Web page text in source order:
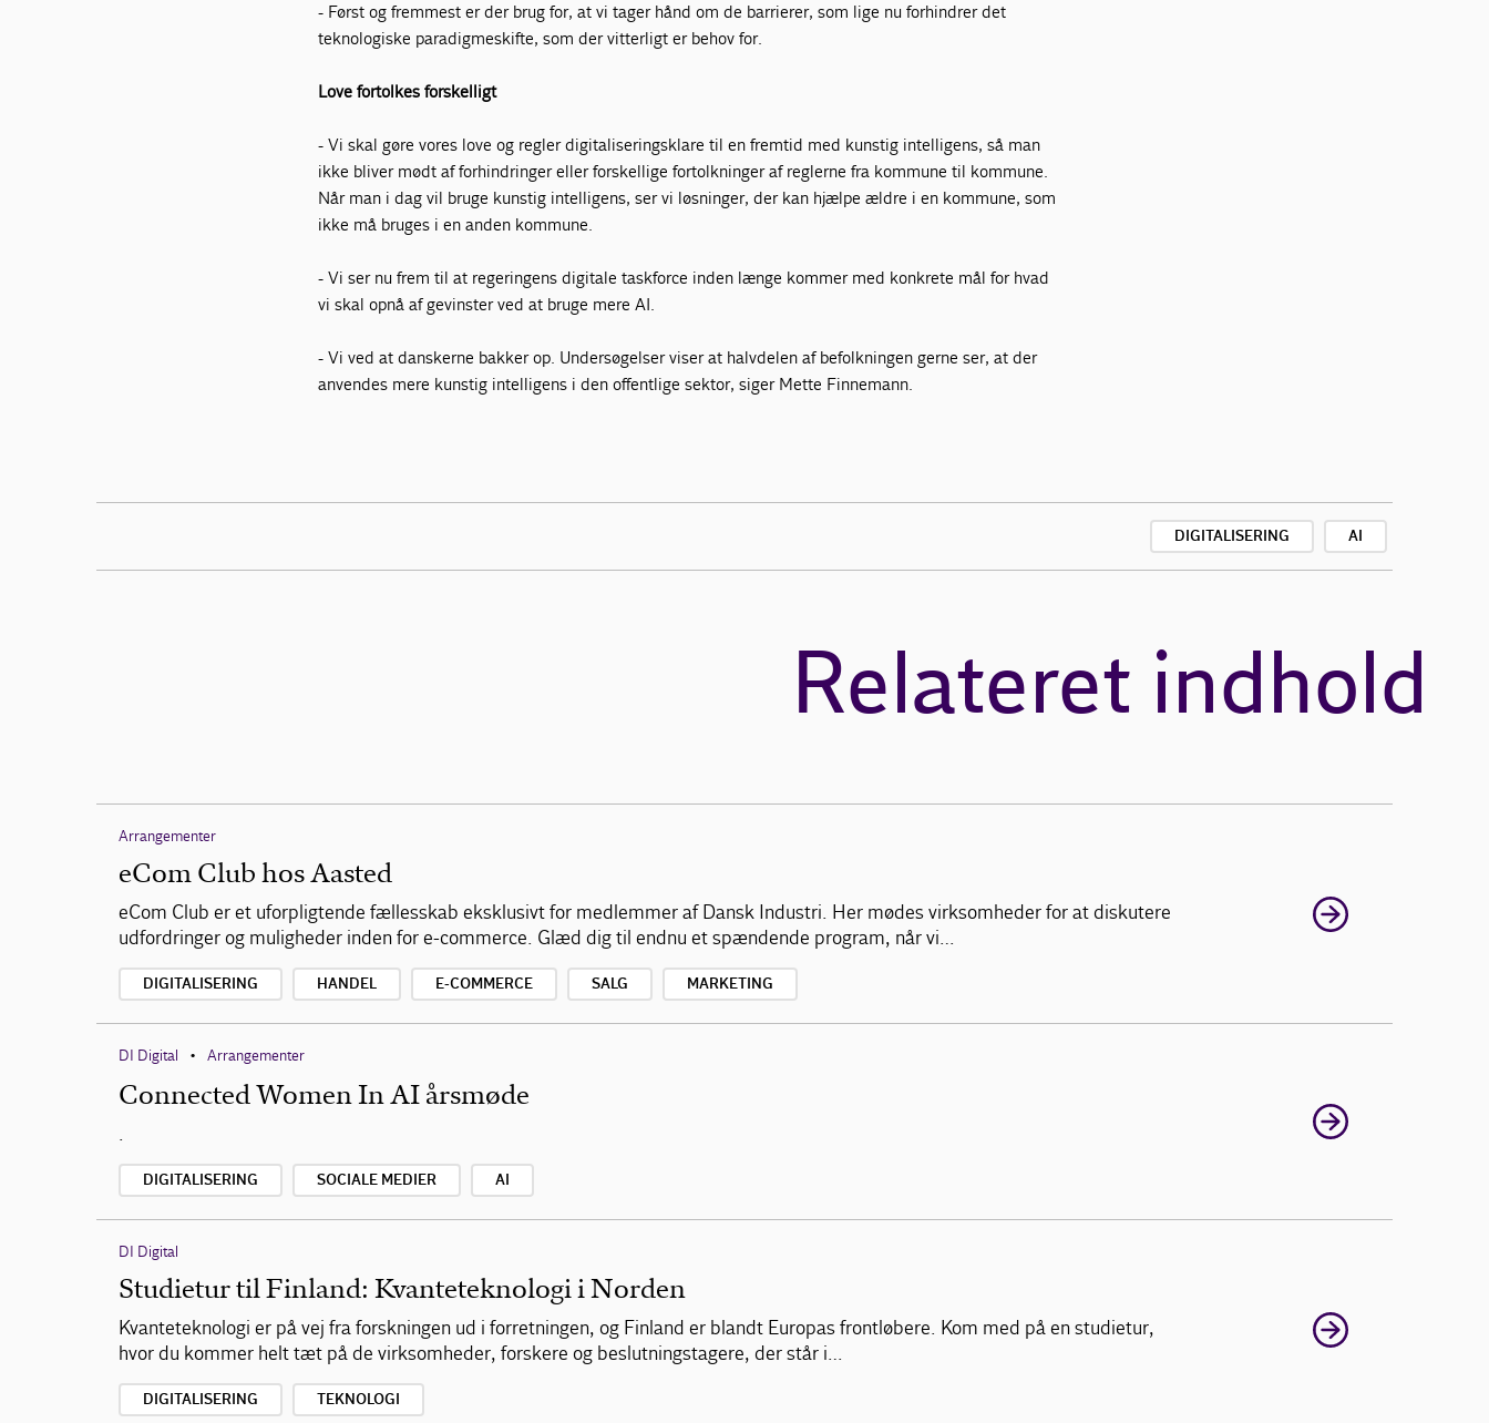
- Først og fremmest er der brug for, at vi tager hånd om de barrierer, som lige nu forhindrer det
teknologiske paradigmeskifte, som der vitterligt er behov for.
Love fortolkes forskelligt
- Vi skal gøre vores love og regler digitaliseringsklare til en fremtid med kunstig intelligens, så man
ikke bliver mødt af forhindringer eller forskellige fortolkninger af reglerne fra kommune til kommune.
Når man i dag vil bruge kunstig intelligens, ser vi løsninger, der kan hjælpe ældre i en kommune, som
ikke må bruges i en anden kommune.
- Vi ser nu frem til at regeringens digitale taskforce inden længe kommer med konkrete mål for hvad
vi skal opnå af gevinster ved at bruge mere AI.
- Vi ved at danskerne bakker op. Undersøgelser viser at halvdelen af befolkningen gerne ser, at der
anvendes mere kunstig intelligens i den offentlige sektor, siger Mette Finnemann.
DIGITALISERING AI
Relateret indhold
Arrangementer
eCom Club hos Aasted
eCom Club er et uforpligtende fællesskab eksklusivt for medlemmer af Dansk Industri. Her mødes virksomheder for at diskutere
udfordringer og muligheder inden for e-commerce. Glæd dig til endnu et spændende program, når vi…
DIGITALISERING HANDEL E-COMMERCE SALG MARKETING
DI Digital • Arrangementer
Connected Women In AI årsmøde
.
DIGITALISERING SOCIALE MEDIER AI
DI Digital
Studietur til Finland: Kvanteteknologi i Norden
Kvanteteknologi er på vej fra forskningen ud i forretningen, og Finland er blandt Europas frontløbere. Kom med på en studietur,
hvor du kommer helt tæt på de virksomheder, forskere og beslutningstagere, der står i…
DIGITALISERING TEKNOLOGI